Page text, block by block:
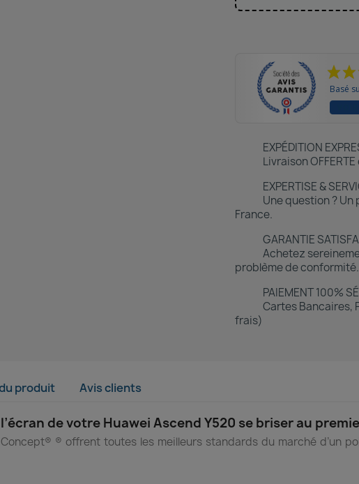
Basé
EXPÉDITION
Livraison
EXPERTISE &
Une question ?
France.
GARANTIE
Achetez
problème de conformité.
PAIEMENT 100%
Cartes Bancaires,
frais)
produit Avis clients
de votre Huawei Ascend Y520 se briser au
® offrent toutes les meilleurs standards du marché d’un